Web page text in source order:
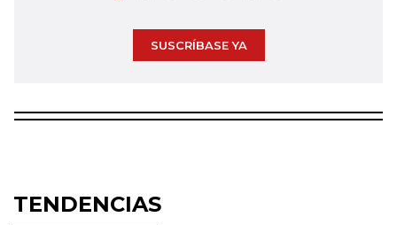
SUSCRÍBASE YA
TENDENCIAS